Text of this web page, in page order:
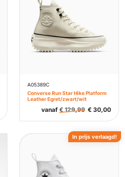
A05389C
Converse Run Star Hike Platform
Leather Egret/zwart/wit
vanaf €129,99 € 30,00
In prijs verlaagd!